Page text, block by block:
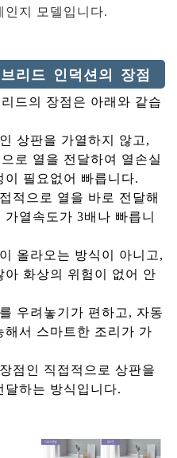
인지 모델입니다.
리드 인덕션의 장점
드의 장점은 아래와 같습
상판을 가열하지 않고,
로 열을 전달하여 열손실
이 필요없어 빠릅니다.
적으로 열을 바로 전달해
열속도가 3배나 빠릅니
올라오는 방식이 아니고,
아 화상의 위험이 없어 안
우려놓기가 편하고, 자동
해서 스마트한 조리가 가
점인 직접적으로 상판을
달하는 방식입니다.